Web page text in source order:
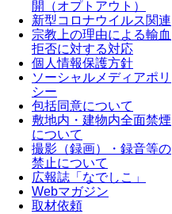
開（オプトアウト）
新型コロナウイルス関連
宗教上の理由による輸血
拒否に対する対応
個人情報保護方針
ソーシャルメディアポリ
シー
包括同意について
敷地内・建物内全面禁煙
について
撮影（録画）・録音等の
禁止について
広報誌「なでしこ」
Webマガジン
取材依頼